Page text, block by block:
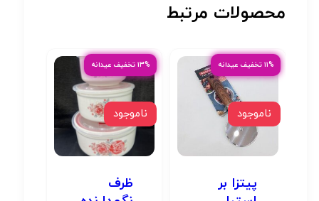
محصولات مرتبط
۱۱% تخفیف عیدانه
ناموجود
پیتزا بر
۱۳% تخفیف عیدانه
ناموجود
ظرف